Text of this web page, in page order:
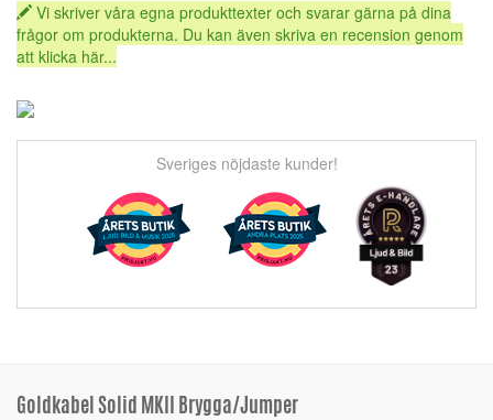
Vi skriver våra egna produkttexter och svarar gärna på dina
frågor om produkterna. Du kan även skriva en recension genom
att klicka här...
Sveriges nöjdaste kunder!
Goldkabel Solid MKII Brygga/Jumper